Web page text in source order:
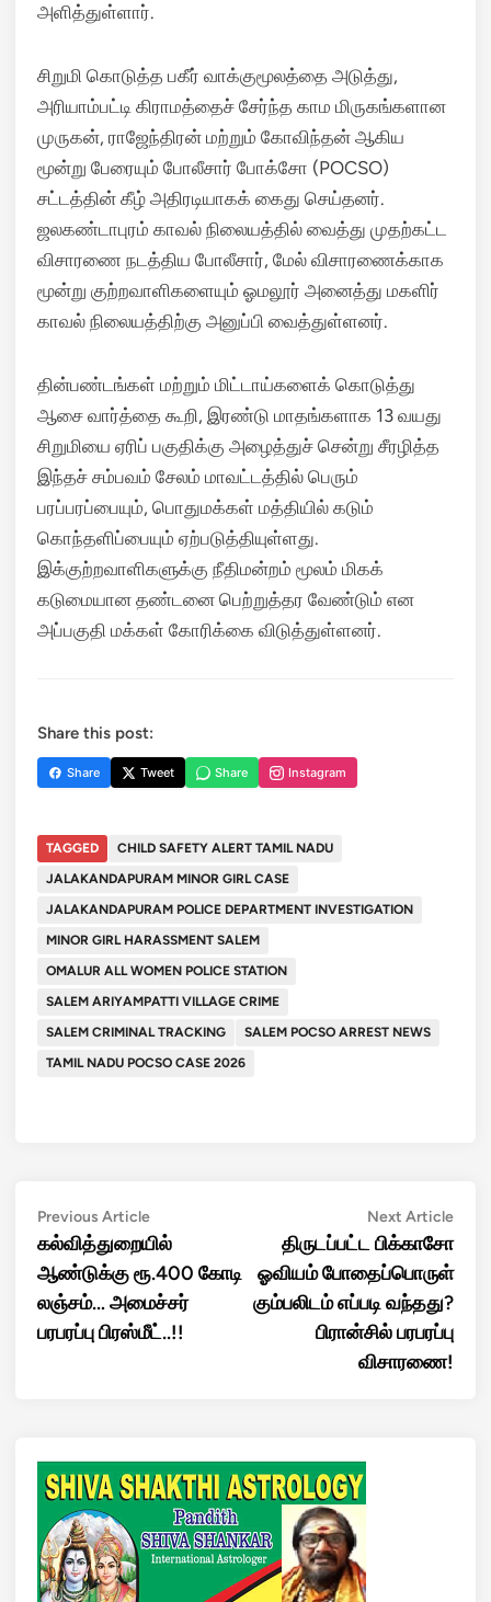
அளித்துள்ளார்.
சிறுமி கொடுத்த பகீர் வாக்குமூலத்தை அடுத்து,
அரியாம்பட்டி கிராமத்தைச் சேர்ந்த காம மிருகங்களான
முருகன், ராஜேந்திரன் மற்றும் கோவிந்தன் ஆகிய
மூன்று பேரையும் போலீசார் போக்சோ (POCSO)
சட்டத்தின் கீழ் அதிரடியாகக் கைது செய்தனர்.
ஜலகண்டாபுரம் காவல் நிலையத்தில் வைத்து முதற்கட்ட
விசாரணை நடத்திய போலீசார், மேல் விசாரணைக்காக
மூன்று குற்றவாளிகளையும் ஓமலூர் அனைத்து மகளிர்
காவல் நிலையத்திற்கு அனுப்பி வைத்துள்ளனர்.
தின்பண்டங்கள் மற்றும் மிட்டாய்களைக் கொடுத்து
ஆசை வார்த்தை கூறி, இரண்டு மாதங்களாக 13 வயது
சிறுமியை ஏரிப் பகுதிக்கு அழைத்துச் சென்று சீரழித்த
இந்தச் சம்பவம் சேலம் மாவட்டத்தில் பெரும்
பரப்பரப்பையும், பொதுமக்கள் மத்தியில் கடும்
கொந்தளிப்பையும் ஏற்படுத்தியுள்ளது.
இக்குற்றவாளிகளுக்கு நீதிமன்றம் மூலம் மிகக்
கடுமையான தண்டனை பெற்றுத்தர வேண்டும் என
அப்பகுதி மக்கள் கோரிக்கை விடுத்துள்ளனர்.
Share this post:
Share Tweet Share Instagram
TAGGED
CHILD SAFETY ALERT TAMIL NADU
JALAKANDAPURAM MINOR GIRL CASE
JALAKANDAPURAM POLICE DEPARTMENT INVESTIGATION
MINOR GIRL HARASSMENT SALEM
OMALUR ALL WOMEN POLICE STATION
SALEM ARIYAMPATTI VILLAGE CRIME
SALEM CRIMINAL TRACKING
SALEM POCSO ARREST NEWS
TAMIL NADU POCSO CASE 2026
Post
navigation
Previous ArticlePrevious
article:
கல்வித்துறையில்
ஆண்டுக்கு ரூ.400 கோடி
லஞ்சம்… அமைச்சர்
பரபரப்பு பிரஸ்மீட்..!!
Next ArticleNext
திருடப்பட்ட பிக்காசோ
ஓவியம் போதைப்பொருள்
கும்பலிடம் எப்படி வந்தது?
பிரான்சில் பரபரப்பு
விசாரணை!